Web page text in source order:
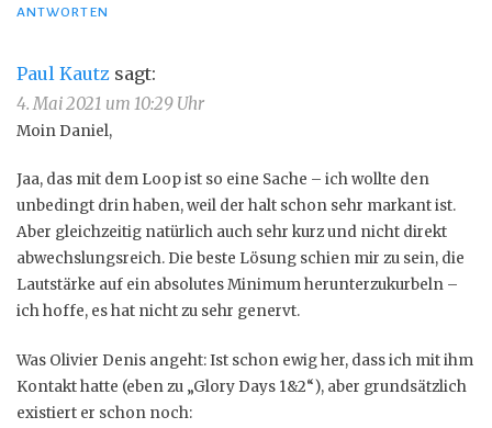
ANTWORTEN
Paul Kautz sagt:
4. Mai 2021 um 10:29 Uhr
Moin Daniel,
Jaa, das mit dem Loop ist so eine Sache – ich wollte den
unbedingt drin haben, weil der halt schon sehr markant ist.
Aber gleichzeitig natürlich auch sehr kurz und nicht direkt
abwechslungsreich. Die beste Lösung schien mir zu sein, die
Lautstärke auf ein absolutes Minimum herunterzukurbeln –
ich hoffe, es hat nicht zu sehr genervt.
Was Olivier Denis angeht: Ist schon ewig her, dass ich mit ihm
Kontakt hatte (eben zu „Glory Days 1&2“), aber grundsätzlich
existiert er schon noch: